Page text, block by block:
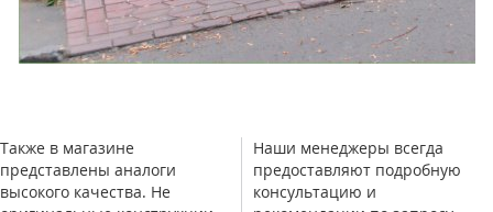
Также в магазине
представлены аналоги
высокого качества. Не
Наши менеджеры всегда
предоставляют подробную
консультацию и